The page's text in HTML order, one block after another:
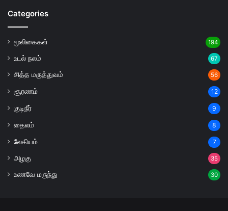
Categories
மூலிகைகள் 194
உடல் நலம் 67
சித்த மருத்துவம் 56
சூரணம் 12
குடிநீர் 9
தைலம் 8
லேகியம் 7
அழகு 35
உணவே மருந்து 30